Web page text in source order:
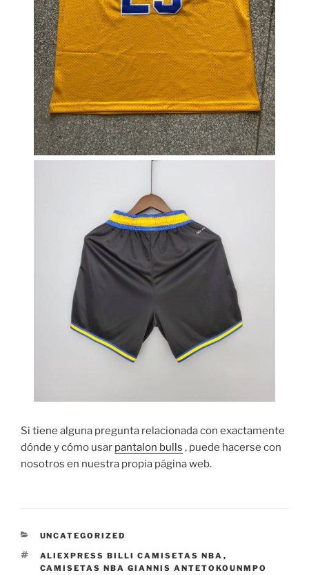
Si tiene alguna pregunta relacionada con exactamente
dónde y cómo usar pantalon bulls , puede hacerse con
nosotros en nuestra propia página web.
CATEGORÍAS
UNCATEGORIZED
ETIQUETAS
ALIEXPRESS BILLI CAMISETAS NBA ,
CAMISETAS NBA GIANNIS ANTETOKOUNMPO